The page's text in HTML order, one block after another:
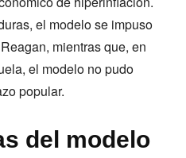
el modelo se impuso
mientras que, en
el modelo no pudo
popular.
del modelo